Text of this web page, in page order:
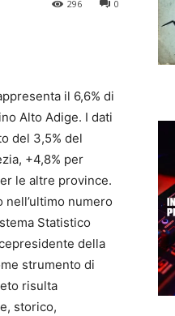
0
296
il 6,6% di
Alto Adige. I dati
del 3,5% del
+4,8% per
le altre province.
nell’ultimo numero
Statistico
della
strumento di
risulta
storico,